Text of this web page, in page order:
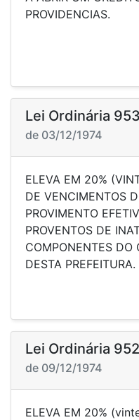
Lei Ordinária
de 03/12/1974
ELEVA EM 20%
DE VENCIMENTOS
PROVIMENTO
PROVENTOS DE
COMPONENTES DO
DESTA PREFEITURA.
Lei Ordinária
de 09/12/1974
ELEVA EM 20%